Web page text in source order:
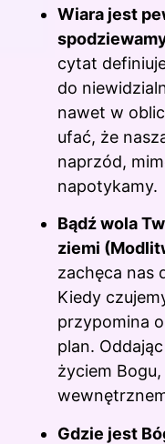
Wiara jest
cytat
do
nawet w
ufać, że
naprzód,
napotykamy.
Bądź wola
ziemi
zachęca nas
Kiedy
przypomina
plan.
życiem
Gdzie jest